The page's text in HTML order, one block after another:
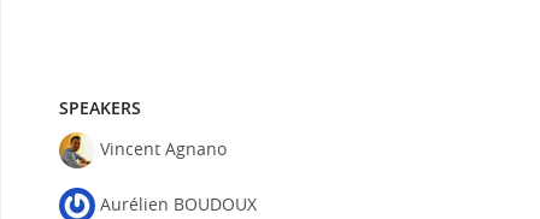
SPEAKERS
Vincent Agnano
Aurélien BOUDOUX